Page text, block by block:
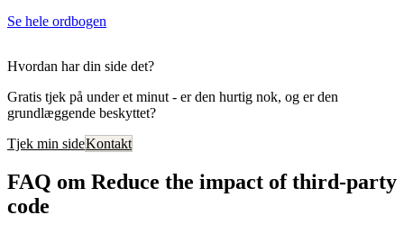
Se hele ordbogen
Hvordan har din side det?
Gratis tjek på under et minut - er den hurtig nok, og er den
grundlæggende beskyttet?
Tjek min sideKontakt
FAQ om Reduce the impact of third-party
code